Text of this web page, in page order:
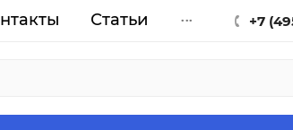
Статьи ... +7